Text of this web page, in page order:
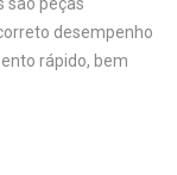
desempenho
rápido, bem